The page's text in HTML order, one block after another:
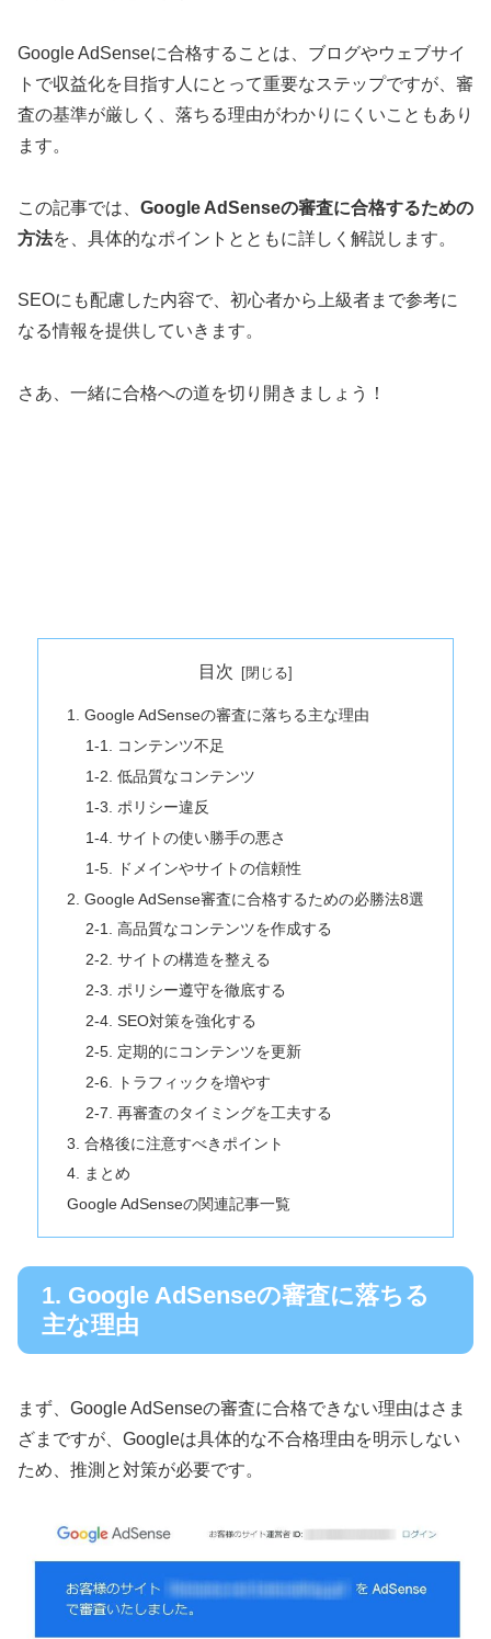
Google AdSenseに合格することは、ブログやウェブサイ
トで収益化を目指す人にとって重要なステップですが、審
査の基準が厳しく、落ちる理由がわかりにくいこともあり
ます。
この記事では、 Google AdSenseの審査に合格するための
方法を、具体的なポイントとともに詳しく解説します。
SEOにも配慮した内容で、初心者から上級者まで参考に
なる情報を提供していきます。
さあ、一緒に合格への道を切り開きましょう！
目次
1. Google AdSenseの審査に落ちる主な理由
1-1. コンテンツ不足
1-2. 低品質なコンテンツ
1-3. ポリシー違反
1-4. サイトの使い勝手の悪さ
1-5. ドメインやサイトの信頼性
2. Google AdSense審査に合格するための必勝法8選
2-1. 高品質なコンテンツを作成する
2-2. サイトの構造を整える
2-3. ポリシー遵守を徹底する
2-4. SEO対策を強化する
2-5. 定期的にコンテンツを更新
2-6. トラフィックを増やす
2-7. 再審査のタイミングを工夫する
3. 合格後に注意すべきポイント
4. まとめ
Google AdSenseの関連記事一覧
1. Google AdSenseの審査に落ちる
主な理由
まず、Google AdSenseの審査に合格できない理由はさま
ざまですが、Googleは具体的な不合格理由を明示しない
ため、推測と対策が必要です。